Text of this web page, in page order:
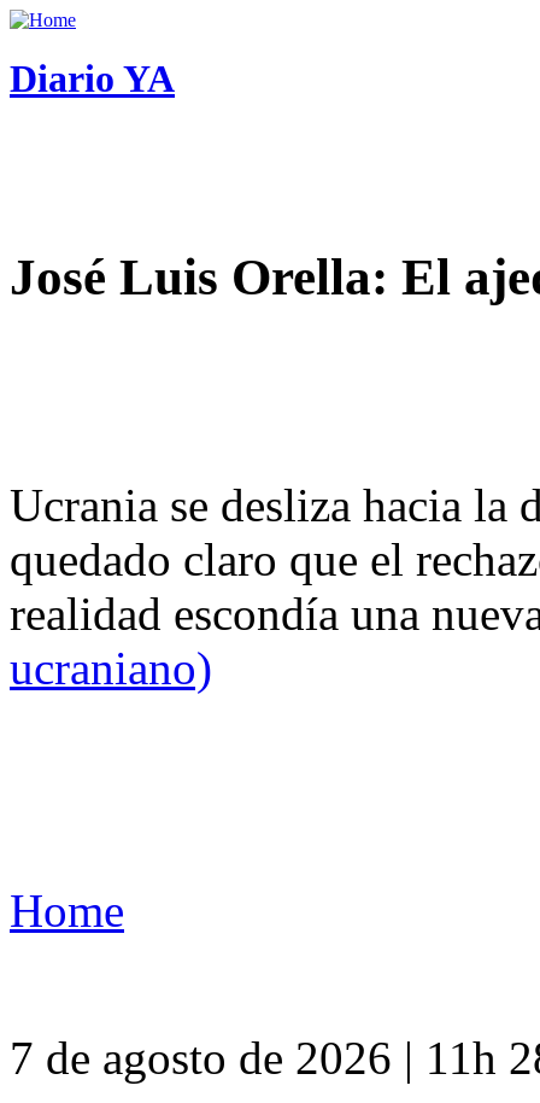
Diario YA
José Luis Orella: El
Ucrania se desliza hacia
quedado claro que el
realidad escondía una
ucraniano)
Home
7 de agosto de 2026 | 11h